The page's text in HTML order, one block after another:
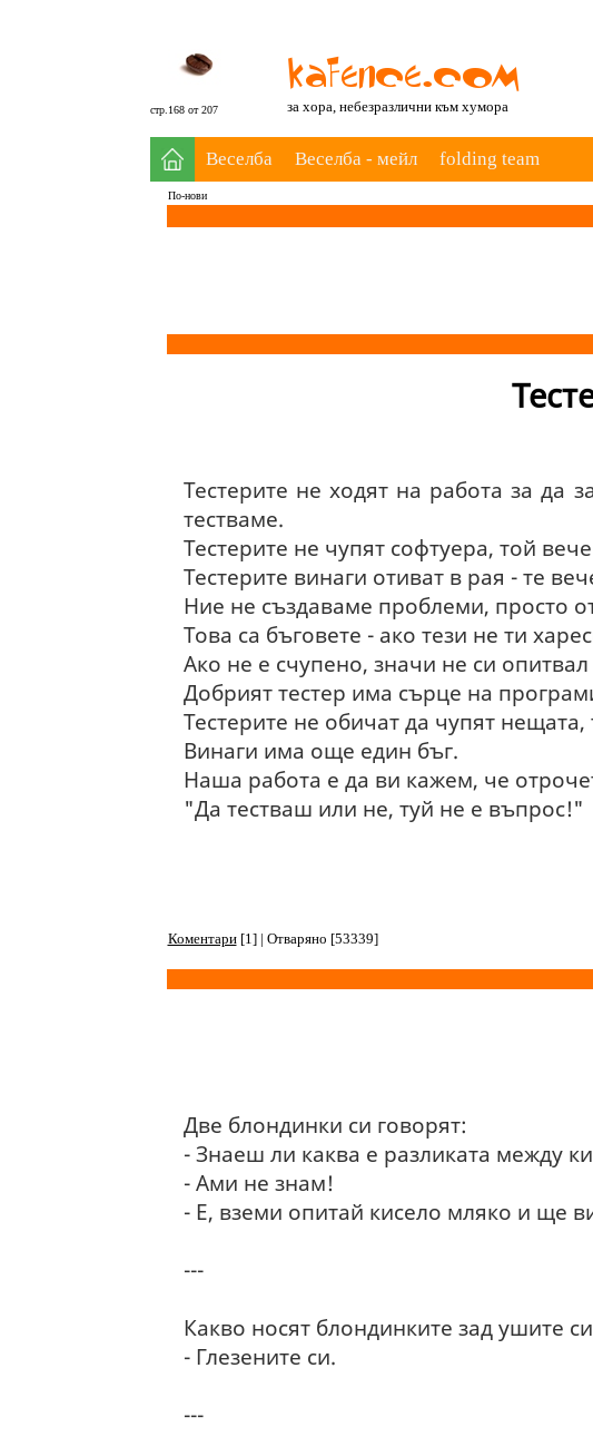
стр.168 от 207 за хора, небезразлични към хумора
Веселба Веселба - мейл folding team
По-нови
Тестерите не ходят на работа за да
тестваме.
Тестерите не чупят софтуера, той
Тестерите винаги отиват в рая - те
Ние не създаваме проблеми, просто
Това са бъговете - ако тези не ти
Ако не е счупено, значи не си
Добрият тестер има сърце на
Тестерите не обичат да чупят
Винаги има още един бъг.
Наша работа е да ви кажем, че
"Да тестваш или не, туй не е въпрос!"
Коментари[1] | Отваряно [53339]
Две блондинки си говорят:
- Знаеш ли каква е разликата между
- Ами не знам!
- Е, вземи опитай кисело мляко и ще
---
Какво носят блондинките зад ушите
- Глезените си.
---